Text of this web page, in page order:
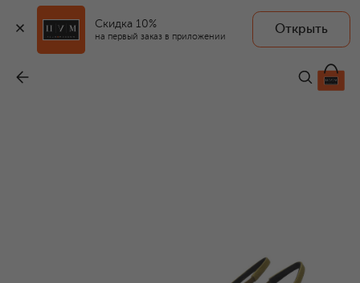
Скидка 10%
на первый заказ в приложении
Открыть
256 500 ₽